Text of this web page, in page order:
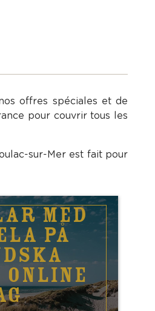
offres spéciales et de
pour couvrir tous les
sur-Mer est fait pour
MED
PÅ
ONLINE